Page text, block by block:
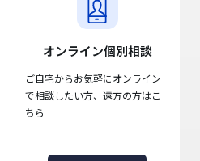
オンライン個別相談
ご自宅からお気軽にオンライン
で相談したい方、遠方の方はこ
ちら